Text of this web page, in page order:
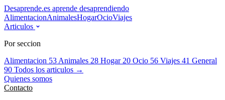
Desaprende.es aprende desaprendiendo
AlimentacionAnimalesHogarOcioViajes
Articulos
Por seccion
Alimentacion 53 Animales 28 Hogar 20 Ocio 56 Viajes 41 General
90 Todos los articulos →
Quienes somos
Contacto